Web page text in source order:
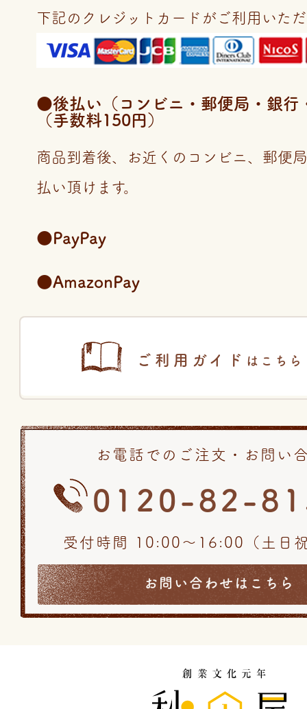
下記のクレジットカードがご利用いた
●後払い（コンビニ・郵便局・銀行
（手数料150円）
商品到着後、お近くのコンビニ、郵便
払い頂けます。
●PayPay
●AmazonPay
ご利用ガイド はこちら
お電話でのご注文・お問い
0120-82-
受付時間 10:00〜16:00（土日
お問い合わせはこちら